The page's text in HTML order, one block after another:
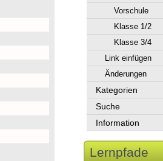
Vorschule
Klasse 1/2
Klasse 3/4
Link einfügen
Änderungen
Kategorien
Suche
Information
Lernpfade